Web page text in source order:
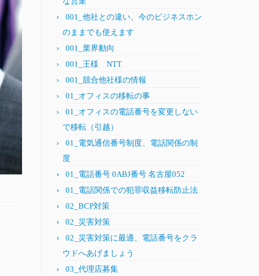
001_他社との違い、今のビジネスホン
のままでも使えます
001_業界動向
001_王様 NTT
001_競合他社様の情報
01_オフィスの移転の事
01_オフィスの電話番号を変更しない
で移転（引越）
01_電気通信番号制度、電話関係の制
度
01_電話番号 0ABJ番号 名古屋052
01_電話関係での犯罪収益移転防止法
02_BCP対策
02_災害対策
02_災害対策に最適、電話番号をクラ
ウドへあげましょう
03_代理店募集